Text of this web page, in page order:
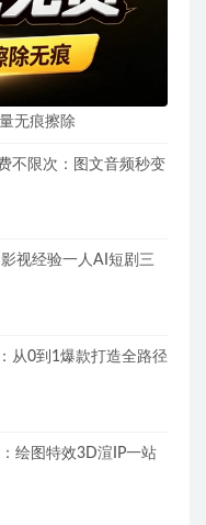
无痕擦除
不限次：图文音频秒变
视经验一人AI短剧三
从0到1爆款打造全路径
绘图特效3D渲IP一站